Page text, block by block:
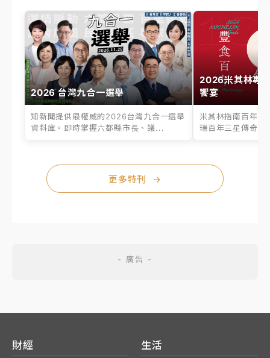
2026 台灣九合一選舉
知新聞提供最權威的2026台灣九合一選舉
資料庫。即時掌握六都縣市長、議...
2026米其林專
饗宴
米其林指南百年之
瑞百年三星傳奇、
更多特刊 →
財經 生活